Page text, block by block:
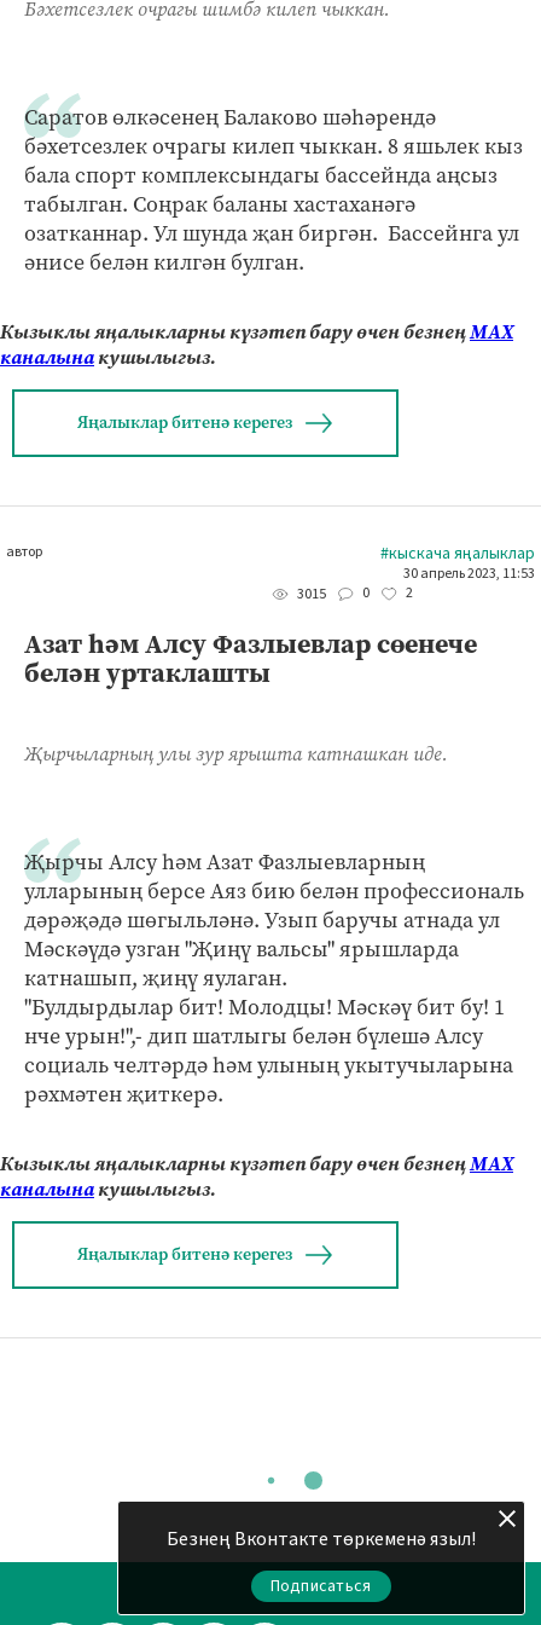
Бәхетсезлек очрагы шимбә килеп чыккан.
Саратов өлкәсенең Балаково шәһәрендә
бәхетсезлек очрагы килеп чыккан. 8 яшьлек кыз
бала спорт комплексындагы бассейнда аңсыз
табылган. Соңрак баланы хастаханәгә
озатканнар. Ул шунда җан биргән. Бассейнга ул
әнисе белән килгән булган.
Кызыклы яңалыкларны күзәтеп бару өчен безнеңМАХ
каналынакушылыгыз.
Яңалыклар битенә керегез
автор #кыскача яңалыклар
30 апрель 2023, 11:53
3015
0 2
Азат һәм Алсу Фазлыевлар сөенече
белән уртаклашты
Җырчыларның улы зур ярышта катнашкан иде.
Җырчы Алсу һәм Азат Фазлыевларның
улларының берсе Аяз бию белән профессиональ
дәрәҗәдә шөгыльләнә. Узып баручы атнада ул
Мәскәүдә узган "Җиңү вальсы" ярышларда
катнашып, җиңү яулаган.
"Булдырдылар бит! Молодцы! Мәскәү бит бу! 1
нче урын!",- дип шатлыгы белән бүлешә Алсу
социаль челтәрдә һәм улының укытучыларына
рәхмәтен җиткерә.
Кызыклы яңалыкларны күзәтеп бару өчен безнеңМАХ
каналынакушылыгыз.
Яңалыклар битенә керегез
Безнең Вконтакте төркеменә языл!
Подписаться